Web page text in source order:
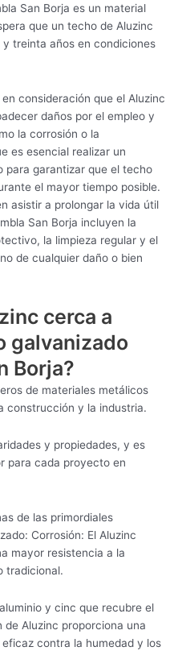
San Borja es un material
que un techo de Aluzinc
treinta años en condiciones
consideración que el Aluzinc
daños por el empleo y
la corrosión o la
es esencial realizar un
para garantizar que el techo
el mayor tiempo posible.
asistir a prolongar la vida útil
San Borja incluyen la
la limpieza regular y el
de cualquier daño o bien
cerca a
galvanizado
Borja?
de materiales metálicos
construcción y la industria.
y propiedades, y es
para cada proyecto en
de las primordiales
Corrosión: El Aluzinc
mayor resistencia a la
tradicional.
y cinc que recubre el
Aluzinc proporciona una
contra la humedad y los